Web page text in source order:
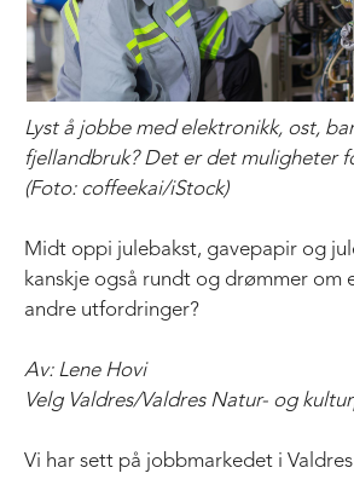
Lyst å jobbe med elektronikk, ost,
fjellandbruk? Det er det muligheter
(Foto: coffeekai/iStock)
Midt oppi julebakst, gavepapir og
kanskje også rundt og drømmer om
andre utfordringer?
Av: Lene Hovi
Velg Valdres/Valdres Natur- og
Vi har sett på jobbmarkedet i